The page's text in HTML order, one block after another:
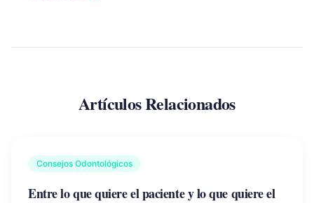
Artículos Relacionados
Consejos Odontológicos
Entre lo que quiere el paciente y lo que quiere el